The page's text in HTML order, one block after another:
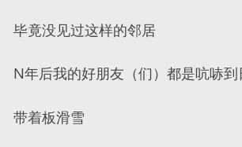
毕竟没见过这样的邻居
N年后我的好朋友（们）都是吭哧到
带着板滑雪